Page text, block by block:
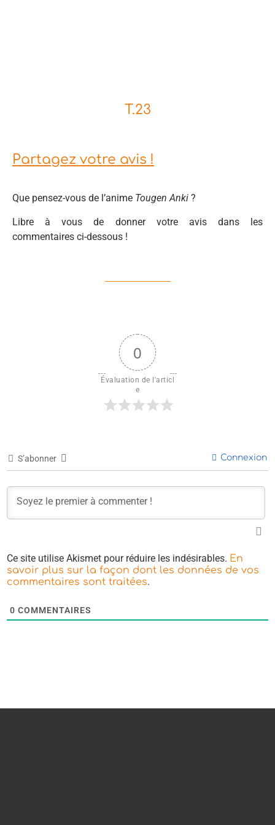
T.23
Partagez votre avis !
Que pensez-vous de l’anime Tougen Anki ?
Libre à vous de donner votre avis dans les
commentaires ci-dessous !
0
Évaluation de l'articl
e
S’abonner Connexion
Ce site utilise Akismet pour réduire les indésirables. En
savoir plus sur la façon dont les données de vos
commentaires sont traitées.
0 COMMENTAIRES